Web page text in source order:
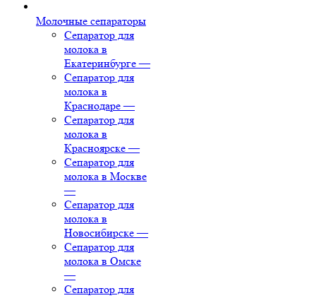
Молочные сепараторы
Сепаратор для
молока в
Екатеринбурге —
Сепаратор для
молока в
Краснодаре —
Сепаратор для
молока в
Красноярске —
Сепаратор для
молока в Москве
—
Сепаратор для
молока в
Новосибирске —
Сепаратор для
молока в Омске
—
Сепаратор для